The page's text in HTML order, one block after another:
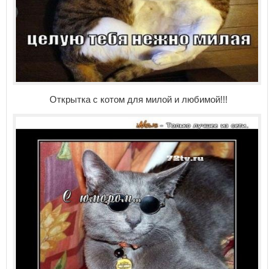
Открытка с котом для милой и любимой!!!